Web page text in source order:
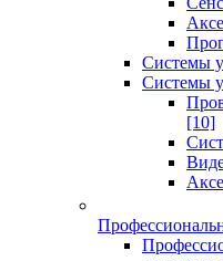
Системы
Системы
[10]